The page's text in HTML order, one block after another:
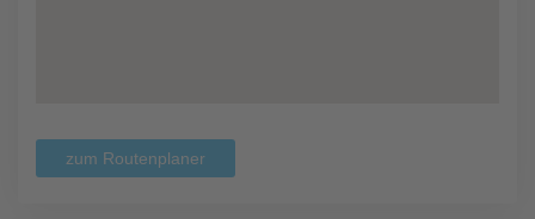
zum Routenplaner